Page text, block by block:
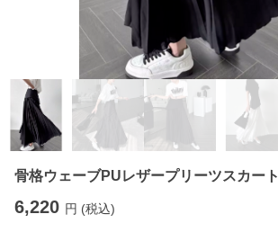
骨格ウェーブPUレザープリーツスカート
6,220 円 (税込)